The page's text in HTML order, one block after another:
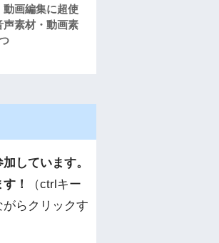
動画編集に超使
声素材・動画素
しています。
！
（ctrlキー
らクリックす